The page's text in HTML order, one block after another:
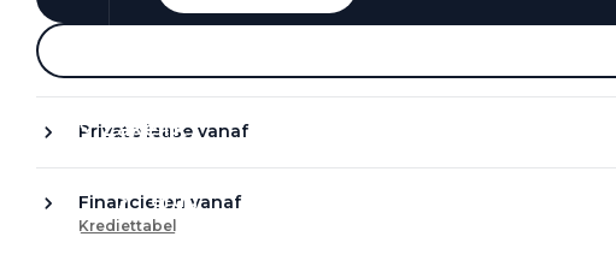
Zakelijk
Terug
Private lease vanaf
Financieren vanaf
Krediettabel